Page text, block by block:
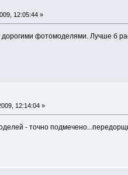
12:05:44 »
дорогими фотомоделями. Лучше б
12:14:04 »
- точно